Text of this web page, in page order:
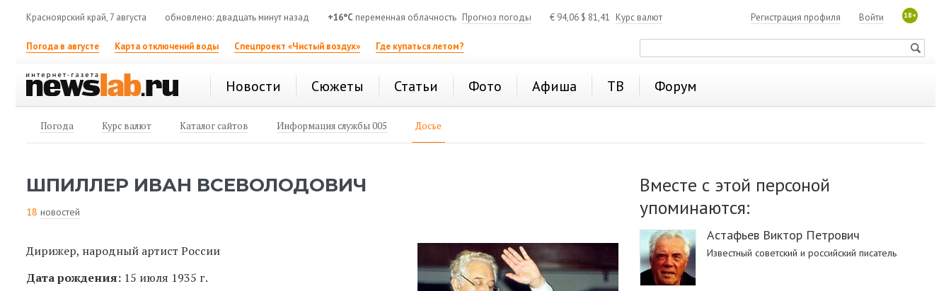
Красноярский край, 7 августа обновлено: двадцать минут назад +16°C переменная облачность Прогноз погоды € 94,06 $ 81,41 Курс валют 18+
Войти
Регистрация профиля
Погода в августе Карта отключений воды Спецпроект «Чистый воздух» Где купаться летом?
Новости Сюжеты Статьи Фото Афиша ТВ Форум
Погода Курс валют Каталог сайтов Информация службы 005 Досье
ШПИЛЛЕР ИВАН ВСЕВОЛОДОВИЧ
18 новостей
Дирижер, народный артист России
Дата рождения: 15 июля 1935 г.
Вместе с этой персоной
упоминаются:
Астафьев Виктор Петрович
Известный советский и российский писатель